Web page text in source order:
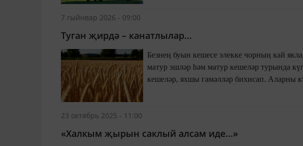
7 гыйнвар 2026 - 09:00
Туган җирдә – канатлылар...
Безнең буын кешесе элекке чорның кай якларын сагынып искә ала дисезме? – Якты хыяллар, өмет,
матур эшләр һәм матур кешеләр турында күп сөйләнелә иде. Ә бит бүген дә янәшәбездә яхшы
кешеләр, яхшы гамәлләр бихисап. Аларны күрә һәм башкаларга үрнәк итеп күрсәтә белергә генә
23 октябрь 2025 - 11:00
«Халкым җырын саклый алсам иде...»